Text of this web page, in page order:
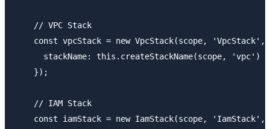
    // VPC Stack
const vpcStack = new VpcStack(scope, 'VpcStack',
      stackName: this.createStackName(scope, 'vpc')
    });
    // IAM Stack
const iamStack = new IamStack(scope, 'IamStack',